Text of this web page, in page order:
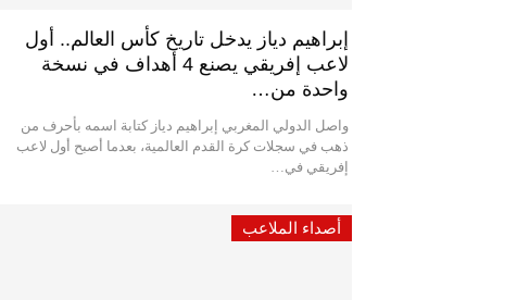
إبراهيم دياز يدخل تاريخ كأس العالم.. أول
لاعب إفريقي يصنع 4 أهداف في نسخة
واحدة من…
واصل الدولي المغربي إبراهيم دياز كتابة اسمه بأحرف من
ذهب في سجلات كرة القدم العالمية، بعدما أصبح أول لاعب
إفريقي في…
أصداء الملاعب